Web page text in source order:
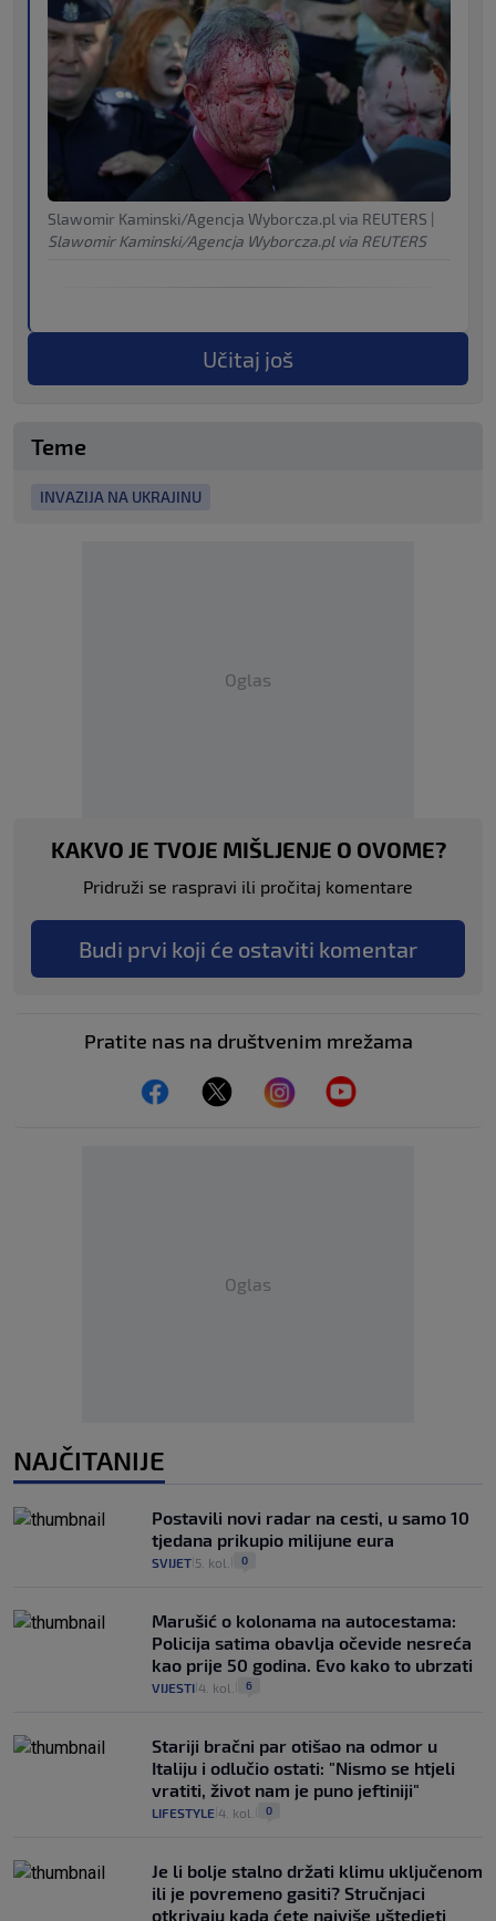
Slawomir Kaminski/Agencja Wyborcza.pl via REUTERS |
Slawomir Kaminski/Agencja Wyborcza.pl via REUTERS
Učitaj još
Teme
INVAZIJA NA UKRAJINU
Oglas
KAKVO JE TVOJE MIŠLJENJE O OVOME?
Pridruži se raspravi ili pročitaj komentare
Budi prvi koji će ostaviti komentar
Pratite nas na društvenim mrežama
Oglas
NAJČITANIJE
Postavili novi radar na cesti, u samo 10
tjedana prikupio milijune eura
SVIJET 5. kol. 0
Marušić o kolonama na autocestama:
Policija satima obavlja očevide nesreća
kao prije 50 godina. Evo kako to ubrzati
VIJESTI 4. kol. 6
Stariji bračni par otišao na odmor u
Italiju i odlučio ostati: "Nismo se htjeli
vratiti, život nam je puno jeftiniji"
LIFESTYLE 4. kol. 0
Je li bolje stalno držati klimu uključenom
ili je povremeno gasiti? Stručnjaci
otkrivaju kada ćete najviše uštedjeti